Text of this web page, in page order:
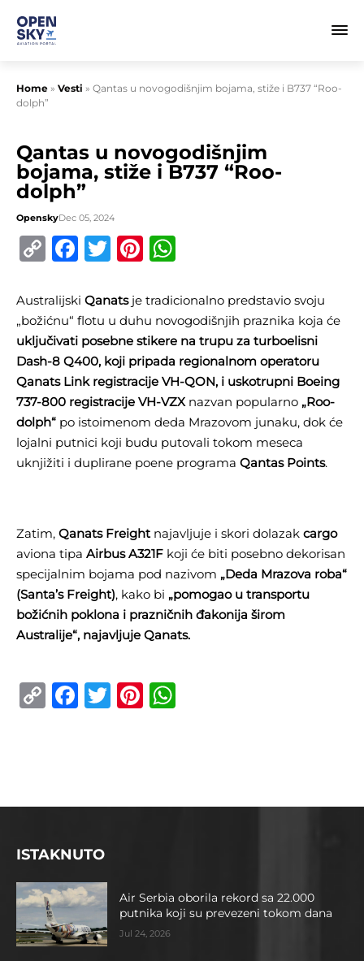
Home » Vesti » Qantas u novogodišnjim bojama, stiže i B737 “Roo-
dolph”
Qantas u novogodišnjim
bojama, stiže i B737 “Roo-
dolph”
OpenskyDec 05, 2024
CopyFacebook
TwitterPinterest
Australijski Qanats je tradicionalno predstavio svoju
„božićnu“ flotu u duhu novogodišnjih praznika koja će
uključivati posebne stikere na trupu za turboelisni
Dash-8 Q400, koji pripada regionalnom operatoru
Qanats Link registracije VH-QON, i uskotrupni Boeing
737-800 registracije VH-VZXnazvan popularno „Roo-
dolph“ po istoimenom deda Mrazovom junaku, dok će
lojalni putnici koji budu putovali tokom meseca
uknjižiti i duplirane poene programa Qantas Points.
Zatim, Qanats Freightnajavljuje i skori dolazak cargo
aviona tipa Airbus A321F koji će biti posebno dekorisan
specijalnim bojama pod nazivom „Deda Mrazova roba“
(Santa’s Freight), kako bi „pomogao u transportu
božićnih poklona i prazničnih đakonija širom
Australije“, najavljuje Qanats.
CopyFacebook
TwitterPinterest
ISTAKNUTO
Air Serbia oborila rekord sa 22.000
putnika koji su prevezeni tokom dana
Jul 24, 2026